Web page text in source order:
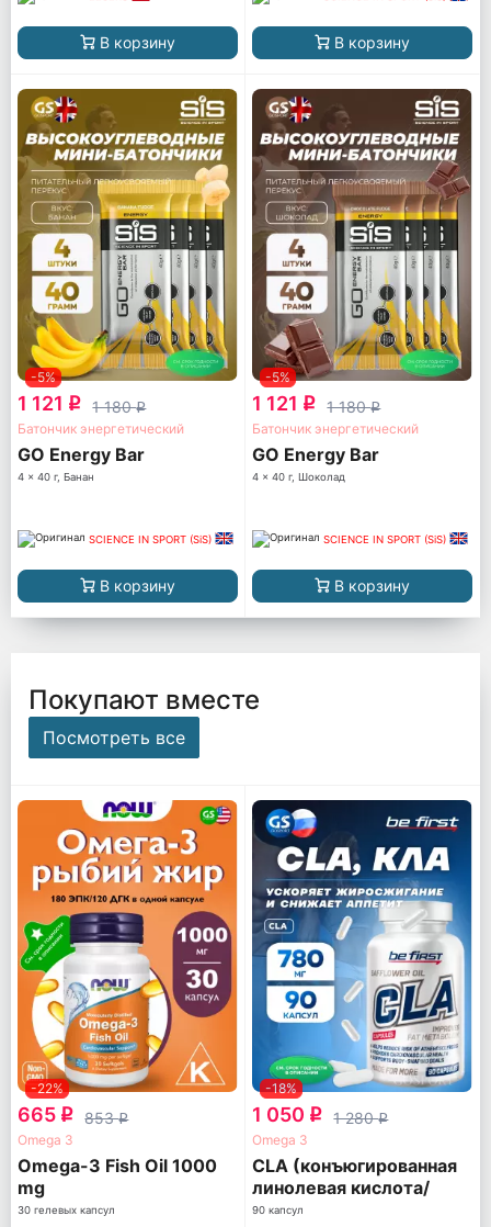
В корзину В корзину
-5%
1 121 q 1 180q
Батончик энергетический
GO Energy Bar
4 x 40 г, Банан
SCIENCE IN SPORT (SiS)
В корзину
-5%
1 121 q 1 180q
Батончик энергетический
GO Energy Bar
4 x 40 г, Шоколад
SCIENCE IN SPORT (SiS)
В корзину
Покупают вместе
Посмотреть все
-22%
665 q 853q
Omega 3
Omega-3 Fish Oil 1000
mg
30 гелевых капсул
-18%
1 050 q 1 280q
Omega 3
CLA (конъюгированная
линолевая кислота/
КЛА/КЛК)
90 капсул